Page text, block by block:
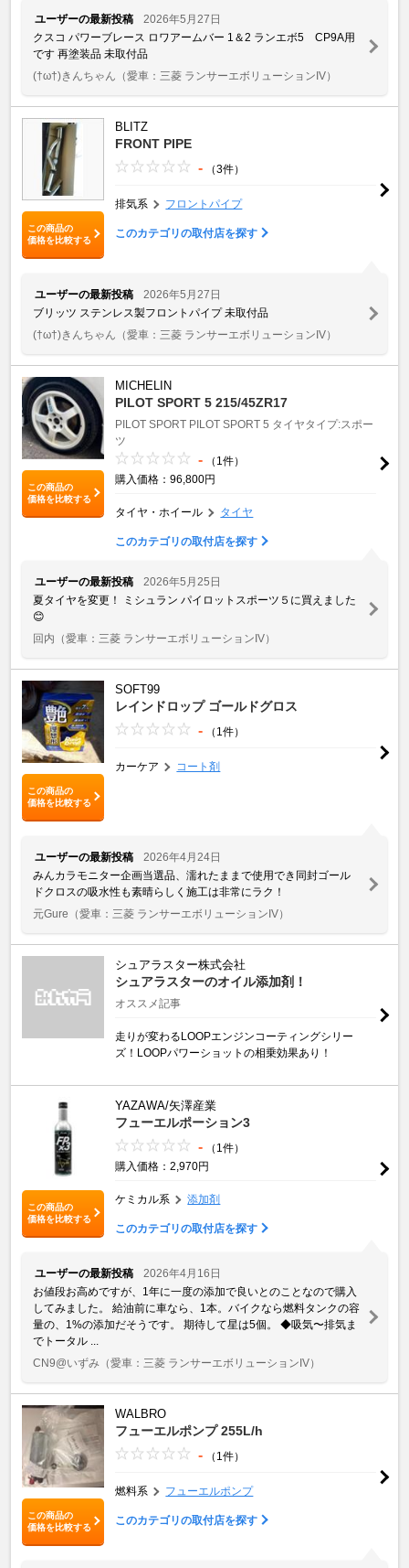
ユーザーの最新投稿
2026年5月27日
クスコ パワーブレース ロワアームバー 1＆2 ランエボ5 CP9A用
です 再塗装品 未取付品
(†ω†)きんちゃん （愛車：三菱 ランサーエボリューションIV）
この商品の
価格を比較する
BLITZ
FRONT PIPE
- （3件）
排気系 フロントパイプ
このカテゴリの取付店を探す
ユーザーの最新投稿
2026年5月27日
ブリッツ ステンレス製フロントパイプ 未取付品
(†ω†)きんちゃん （愛車：三菱 ランサーエボリューションIV）
この商品の
価格を比較する
MICHELIN
PILOT SPORT 5 215/45ZR17
PILOT SPORT PILOT SPORT 5 タイヤタイプ:スポー
ツ
-
（1件）
購入価格：96,800円
タイヤ・ホイール タイヤ
このカテゴリの取付店を探す
ユーザーの最新投稿
2026年5月25日
夏タイヤを変更！ ミシュラン パイロットスポーツ５に買えました
😊
回内 （愛車：三菱 ランサーエボリューションIV）
この商品の
価格を比較する
SOFT99
レインドロップ ゴールドグロス
- （1件）
カーケア コート剤
ユーザーの最新投稿
2026年4月24日
みんカラモニター企画当選品、濡れたままで使用でき同封ゴール
ドクロスの吸水性も素晴らしく施工は非常にラク！
元Gure （愛車：三菱 ランサーエボリューションIV）
シュアラスター株式会社
シュアラスターのオイル添加剤！
オススメ記事
走りが変わるLOOPエンジンコーティングシリー
ズ！LOOPパワーショットの相乗効果あり！
この商品の
価格を比較する
YAZAWA/矢澤産業
フューエルポーション3
-
（1件）
購入価格：2,970円
ケミカル系 添加剤
このカテゴリの取付店を探す
ユーザーの最新投稿
2026年4月16日
お値段お高めですが、1年に一度の添加で良いとのことなので購入
してみました。 給油前に車なら、1本。バイクなら燃料タンクの容
量の、1%の添加だそうです。 期待して星は5個。 ◆吸気〜排気ま
でトータル ...
CN9@いずみ （愛車：三菱 ランサーエボリューションIV）
この商品の
価格を比較する
WALBRO
フューエルポンプ 255L/h
- （1件）
燃料系 フューエルポンプ
このカテゴリの取付店を探す